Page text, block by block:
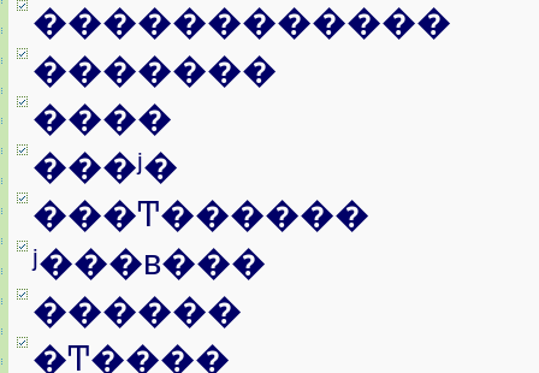
������������
�������
����
���ʲ�
���Ͳ������
ʲ���в���
������
�Ͳ����